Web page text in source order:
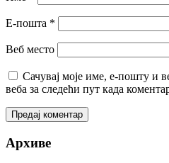
Е-пошта *
Веб место
Сачувај моје име, е-пошту и
веба за следећи пут када
Архиве